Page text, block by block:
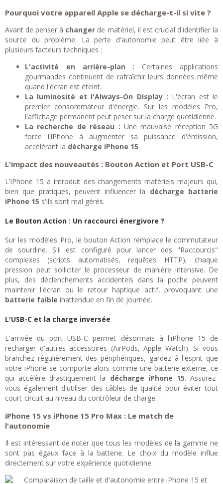
Pourquoi votre appareil Apple se décharge-t-il si vite ?
Avant de penser à changer de matériel, il est crucial d'identifier la
source du problème. La perte d'autonomie peut être liée à
plusieurs facteurs techniques :
L'activité en arrière-plan : Certaines applications
gourmandes continuent de rafraîchir leurs données même
quand l'écran est éteint.
La luminosité et l'Always-On Display : L'écran est le
premier consommateur d'énergie. Sur les modèles Pro,
l'affichage permanent peut peser sur la charge quotidienne.
La recherche de réseau : Une mauvaise réception 5G
force l'iPhone à augmenter sa puissance d'émission,
accélérant la décharge iPhone 15.
L'impact des nouveautés : Bouton Action et Port USB-C
L'iPhone 15 a introduit des changements matériels majeurs qui,
bien que pratiques, peuvent influencer la décharge batterie
iPhone 15 s'ils sont mal gérés.
Le Bouton Action : Un raccourci énergivore ?
Sur les modèles Pro, le bouton Action remplace le commutateur
de sourdine. S'il est configuré pour lancer des "Raccourcis"
complexes (scripts automatisés, requêtes HTTP), chaque
pression peut solliciter le processeur de manière intensive. De
plus, des déclenchements accidentels dans la poche peuvent
maintenir l'écran ou le retour haptique actif, provoquant une
batterie faible inattendue en fin de journée.
L'USB-C et la charge inversée
L'arrivée du port USB-C permet désormais à l'iPhone 15 de
recharger d'autres accessoires (AirPods, Apple Watch). Si vous
branchez régulièrement des périphériques, gardez à l'esprit que
votre iPhone se comporte alors comme une batterie externe, ce
qui accélère drastiquement la décharge iPhone 15. Assurez-
vous également d'utiliser des câbles de qualité pour éviter tout
court-circuit au niveau du contrôleur de charge.
iPhone 15 vs iPhone 15 Pro Max : Le match de
l'autonomie
Il est intéressant de noter que tous les modèles de la gamme ne
sont pas égaux face à la batterie. Le choix du modèle influe
directement sur votre expérience quotidienne :